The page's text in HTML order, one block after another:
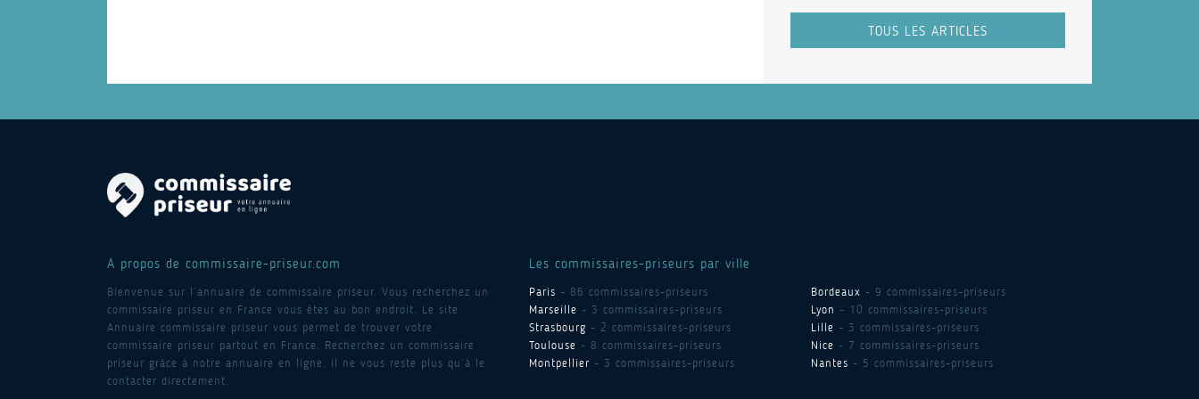
TOUS LES ARTICLES
A propos de commissaire-priseur.com
Bienvenue sur l’annuaire de commissaire priseur. Vous recherchez un
commissaire priseur en France vous êtes au bon endroit. Le site
Annuaire commissaire priseur vous permet de trouver votre
commissaire priseur partout en France. Recherchez un commissaire
priseur grâce à notre annuaire en ligne, il ne vous reste plus qu’à le
contacter directement.
Les commissaires-priseurs par ville
Paris - 86 commissaires-priseurs Bordeaux - 9 commissaires-priseurs
Marseille - 3 commissaires-priseurs Lyon - 10 commissaires-priseurs
Strasbourg - 2 commissaires-priseurs Lille - 3 commissaires-priseurs
Toulouse - 8 commissaires-priseurs Nice - 7 commissaires-priseurs
Montpellier - 3 commissaires-priseurs Nantes - 5 commissaires-priseurs